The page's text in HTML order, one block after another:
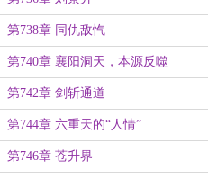
第738章 同仇敌忾
第740章 襄阳洞天，本源反噬
第742章 剑斩通道
第744章 六重天的“人情”
第746章 苍升界